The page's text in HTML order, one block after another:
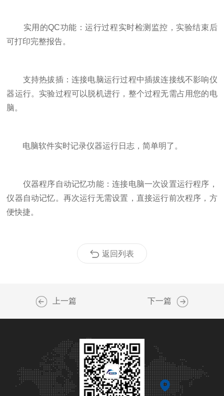
实用的QC功能：运行过程实时检测监控，实验结束后
可打印完整报告。
支持热拔插：连接电脑运行过程中插拔连接线不影响仪
器运行。实验过程可以脱机进行，整个过程无需占用您的电
脑。
电脑软件实时记录仪器运行日志，简单明了。
仪器程序自动记忆功能：连接电脑一次设置运行程序，
仪器自动记忆。再次运行无需设置，直接运行前次程序，方
便快捷。
返回列表
上一篇 下一篇